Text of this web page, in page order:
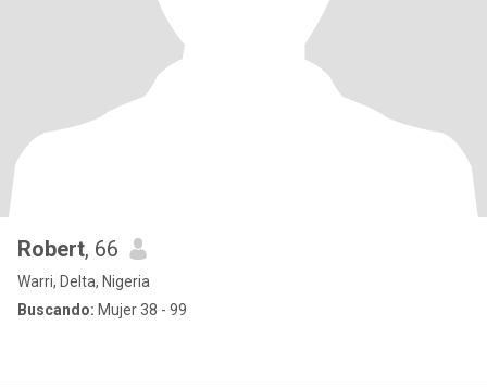
Robert, 66
Warri, Delta, Nigeria
Buscando: Mujer 38 - 99